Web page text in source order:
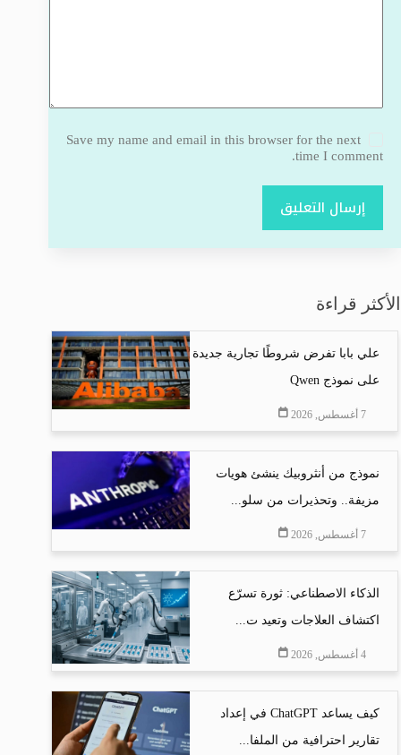
Save my name and email in this browser for the next
time I comment.
إرسال التعليق
الأكثر قراءة
علي بابا تفرض شروطًا تجارية جديدة
على نموذج Qwen
7 أغسطس, 2026
نموذج من أنثروبيك ينشئ هويات
مزيفة.. وتحذيرات من سلو...
7 أغسطس, 2026
الذكاء الاصطناعي: ثورة تسرّع
اكتشاف العلاجات وتعيد ت...
4 أغسطس, 2026
كيف يساعد ChatGPT في إعداد
تقارير احترافية من الملفا...